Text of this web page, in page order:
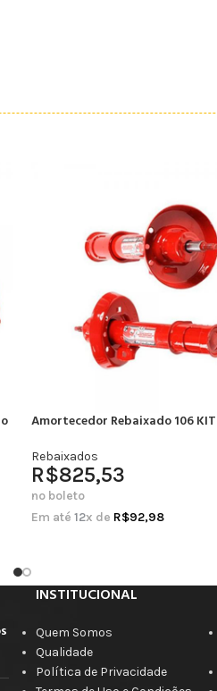
Amortecedor Rebaixado 106
Rebaixados
R$825,53
no boleto
Em até 12x de R$92,98
INSTITUCIONAL
Quem Somos
Qualidade
Política de Privacidade